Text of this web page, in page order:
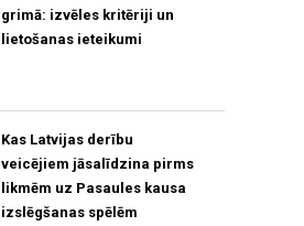
grimā: izvēles kritēriji un
lietošanas ieteikumi
Kas Latvijas derību
veicējiem jāsalīdzina pirms
likmēm uz Pasaules kausa
izslēgšanas spēlēm